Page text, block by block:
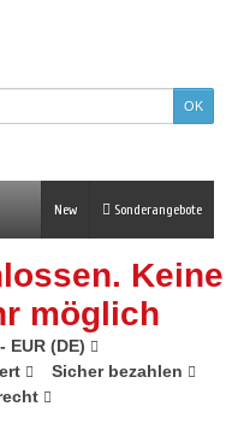
Sonderangebote
New
Keine
möglich
EUR (DE)
Sicher bezahlen